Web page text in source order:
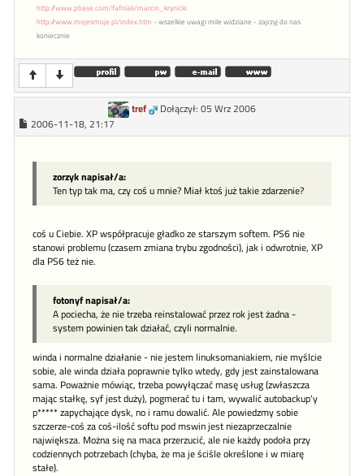
http://www.pbase.com/fafniak/marcin_krynicki
http://www.mojesmoje.pl/index.htm - wszelkie uwagi mile widziane - zajrzyj do nas
koniecznie
tref
Dołączył: 05 Wrz 2006
2006-11-18, 21:17
zorzyk napisał/a:
Ten typ tak ma, czy coś u mnie? Miał ktoś już takie zdarzenie?
coś u Ciebie. XP współpracuje gładko ze starszym softem. PS6 nie
stanowi problemu (czasem zmiana trybu zgodności), jak i odwrotnie, XP
dla PS6 też nie.
fotonyf napisał/a:
A pociecha, że nie trzeba reinstalować przez rok jest żadna -
system powinien tak działać, czyli normalnie.
winda i normalne działanie - nie jestem linuksomaniakiem, nie myślcie
sobie, ale winda działa poprawnie tylko wtedy, gdy jest zainstalowana
sama. Poważnie mówiąc, trzeba powyłączać masę usług (zwłaszcza
mając stałkę, syf jest duży), pogmerać tu i tam, wywalić autobackup'y
p***** zapychające dysk, no i ramu dowalić. Ale powiedzmy sobie
szczerze-coś za coś-ilość softu pod mswin jest niezaprzeczalnie
największa. Można się na maca przerzucić, ale nie każdy podoła przy
codziennych potrzebach (chyba, że ma je ściśle określone i w miarę
stałe).